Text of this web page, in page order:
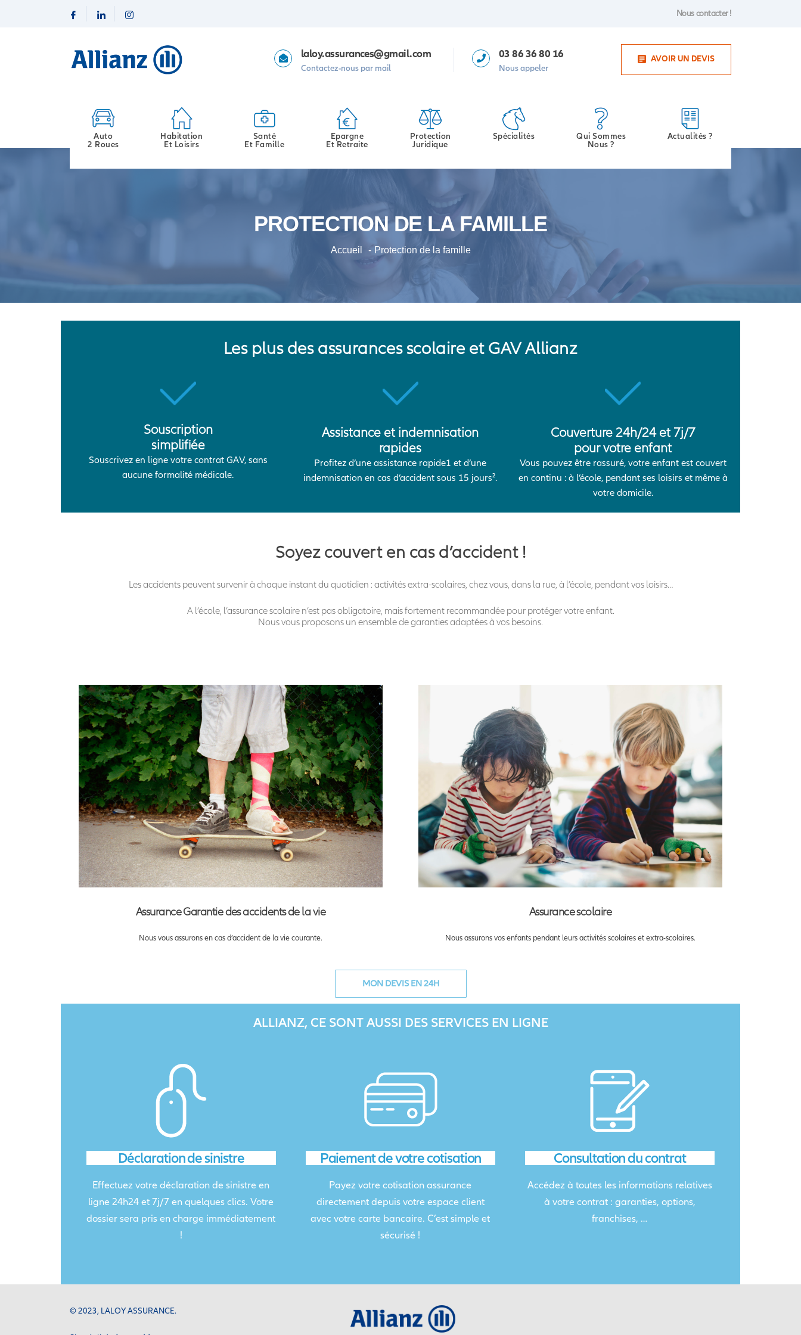
Nous contacter !
laloy.assurances@gmail.com
Contactez-nous par mail
03 86 36 80 16
Nous appeler
AVOIR UN DEVIS
Auto
2 Roues
Habitation
Et Loisirs
Santé
Et Famille
Epargne
Et Retraite
Protection
Juridique
Spécialités
Qui Sommes
Nous ?
Actualités ?
PROTECTION DE LA FAMILLE
Accueil Protection de la famille
Les plus des assurances scolaire et GAV Allianz
Souscription
simplifiée
Souscrivez en ligne votre contrat GAV, sans
aucune formalité médicale.
Assistance et indemnisation
rapides
Profitez d’une assistance rapide1 et d’une
indemnisation en cas d’accident sous 15 jours².
Couverture 24h/24 et 7j/7
pour votre enfant
Vous pouvez être rassuré, votre enfant est couvert
en continu : à l’école, pendant ses loisirs et même à
votre domicile.
Soyez couvert en cas d’accident !
Les accidents peuvent survenir à chaque instant du quotidien : activités extra-scolaires, chez vous, dans la rue, à l’école, pendant vos loisirs…
A l’école, l’assurance scolaire n’est pas obligatoire, mais fortement recommandée pour protéger votre enfant.
Nous vous proposons un ensemble de garanties adaptées à vos besoins.
Assurance Garantie des accidents de la vie
Nous vous assurons en cas d’accident de la vie courante.
Assurance scolaire
Nous assurons vos enfants pendant leurs activités scolaires et extra-scolaires.
MON DEVIS EN 24H
ALLIANZ, CE SONT AUSSI DES SERVICES EN LIGNE
Déclaration de sinistre
Effectuez votre déclaration de sinistre en
ligne 24h24 et 7j/7 en quelques clics. Votre
dossier sera pris en charge immédiatement
!
Paiement de votre cotisation
Payez votre cotisation assurance
directement depuis votre espace client
avec votre carte bancaire. C’est simple et
sécurisé !
Consultation du contrat
Accédez à toutes les informations relatives
à votre contrat : garanties, options,
franchises, …
© 2023, LALOY ASSURANCE.